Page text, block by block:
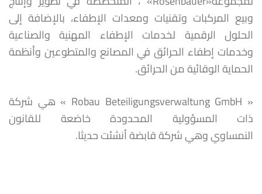
وبيع المركبات وتقنيات ومعدات الإطفاء، بالإضافة إلى
الحلول الرقمية لخدمات الإطفاء المهنية والصناعية
وخدمات إطفاء الحرائق في المصانع والمتطوعين وأنظمة
الحماية الوقائية من الحرائق.
« Robau Beteiligungsverwaltung GmbH » هي شركة
ذات المسؤولية المحدودة خاضعة للقانون
النمساوي وهي شركة قابضة أنشئت حديثا.